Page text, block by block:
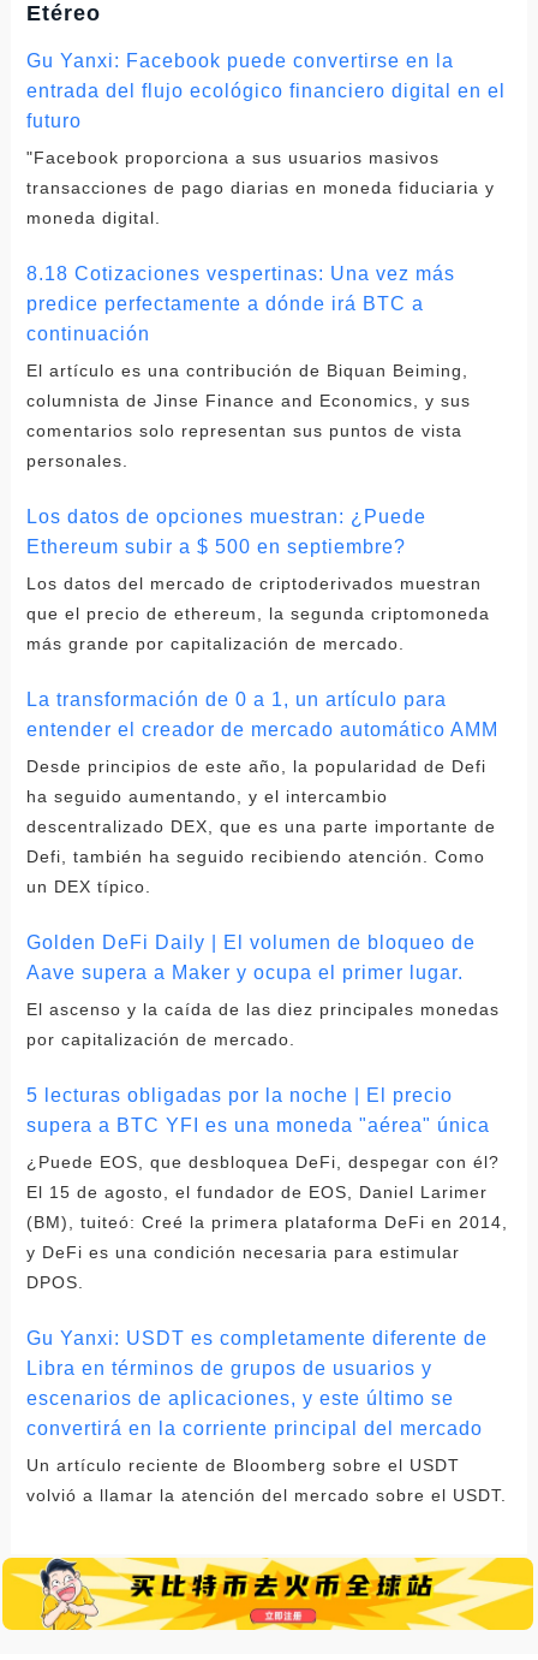
Etéreo
Gu Yanxi: Facebook puede convertirse en la
entrada del flujo ecológico financiero digital en el
futuro
"Facebook proporciona a sus usuarios masivos
transacciones de pago diarias en moneda fiduciaria y
moneda digital.
8.18 Cotizaciones vespertinas: Una vez más
predice perfectamente a dónde irá BTC a
continuación
El artículo es una contribución de Biquan Beiming,
columnista de Jinse Finance and Economics, y sus
comentarios solo representan sus puntos de vista
personales.
Los datos de opciones muestran: ¿Puede
Ethereum subir a $ 500 en septiembre?
Los datos del mercado de criptoderivados muestran
que el precio de ethereum, la segunda criptomoneda
más grande por capitalización de mercado.
La transformación de 0 a 1, un artículo para
entender el creador de mercado automático AMM
Desde principios de este año, la popularidad de Defi
ha seguido aumentando, y el intercambio
descentralizado DEX, que es una parte importante de
Defi, también ha seguido recibiendo atención. Como
un DEX típico.
Golden DeFi Daily | El volumen de bloqueo de
Aave supera a Maker y ocupa el primer lugar.
El ascenso y la caída de las diez principales monedas
por capitalización de mercado.
5 lecturas obligadas por la noche | El precio
supera a BTC YFI es una moneda "aérea" única
¿Puede EOS, que desbloquea DeFi, despegar con él?
El 15 de agosto, el fundador de EOS, Daniel Larimer
(BM), tuiteó: Creé la primera plataforma DeFi en 2014,
y DeFi es una condición necesaria para estimular
DPOS.
Gu Yanxi: USDT es completamente diferente de
Libra en términos de grupos de usuarios y
escenarios de aplicaciones, y este último se
convertirá en la corriente principal del mercado
Un artículo reciente de Bloomberg sobre el USDT
volvió a llamar la atención del mercado sobre el USDT.